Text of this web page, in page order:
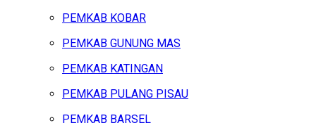
PEMKAB KOBAR
PEMKAB GUNUNG MAS
PEMKAB KATINGAN
PEMKAB PULANG PISAU
PEMKAB BARSEL